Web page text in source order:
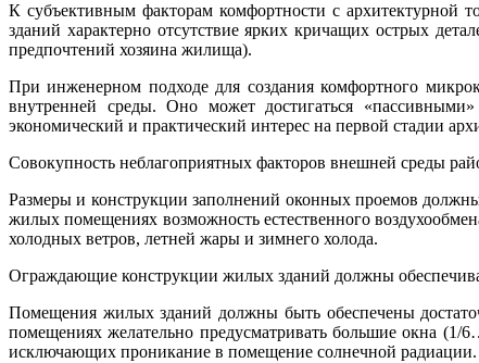
К субъективным факторам комфортности с архитектурной
зданий характерно отсутствие ярких кричащих острых
предпочтений хозяина жилища).
При инженерном подходе для создания комфортного
внутренней среды. Оно может достигаться
экономический и практический интерес на первой стадии
Совокупность неблагоприятных факторов внешней среды
Размеры и конструкции заполнений оконных проемов
жилых помещениях возможность естественного
холодных ветров, летней жары и зимнего холода.
Ограждающие конструкции жилых зданий должны
Помещения жилых зданий должны быть обеспечены
помещениях желательно предусматривать большие окна (1/
исключающих проникание в помещение солнечной радиации.